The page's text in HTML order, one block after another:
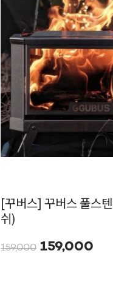
[꾸버스] 꾸버스 풀스
쉬)
159,000 159,000